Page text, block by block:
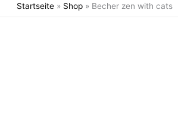
Startseite » Shop » Becher zen with cats